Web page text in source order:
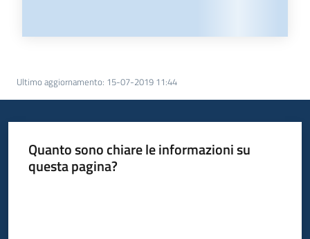
Ultimo aggiornamento: 15-07-2019 11:44
Quanto sono chiare le informazioni su
questa pagina?